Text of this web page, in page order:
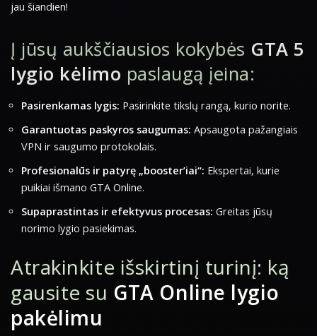
jau šiandien!
Į jūsų aukščiausios kokybės GTA 5
lygio kėlimo paslaugą įeina:
Pasirenkamas lygis: Pasirinkite tikslų rangą, kurio norite.
Garantuotas paskyros saugumas: Apsaugota pažangiais
VPN ir saugumo protokolais.
Profesionalūs ir patyrę „booster’iai“: Ekspertai, kurie
puikiai išmano GTA Online.
Supaprastintas ir efektyvus procesas: Greitas jūsų
norimo lygio pasiekimas.
Atrakinkite išskirtinį turinį: ką
gausite su GTA Online lygio
pakėlimu